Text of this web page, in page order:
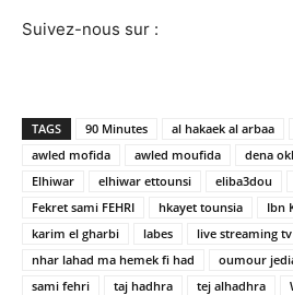
Suivez-nous sur :
TAGS 90 Minutes al hakaek al arbaa
awled mofida
awled moufida dena
Elhiwar
elhiwar ettounsi eliba3dou
Fekret sami FEHRI
hkayet tounsia Ibn
karim el gharbi
labes live streaming tv
nhar lahad ma hemek fi had
oumour
sami fehri
taj hadhra tej alhadhra